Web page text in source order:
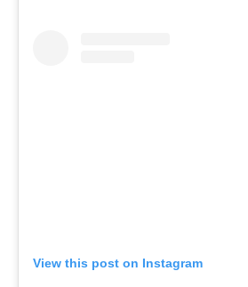
View this post on Instagram